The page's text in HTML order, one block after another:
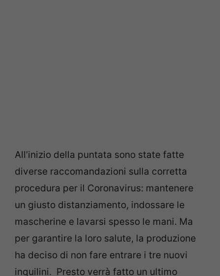
All’inizio della puntata sono state fatte
diverse raccomandazioni sulla corretta
procedura per il Coronavirus: mantenere
un giusto distanziamento, indossare le
mascherine e lavarsi spesso le mani. Ma
per garantire la loro salute, la produzione
ha deciso di non fare entrare i tre nuovi
inquilini. Presto verrà fatto un ultimo